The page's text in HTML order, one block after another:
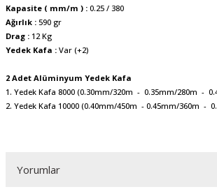
Kapasite ( mm/m ) : 0.25 / 380
Ağırlık : 590 gr
Drag : 12 Kg
Yedek Kafa : Var (+2)
2 Adet Alüminyum Yedek Kafa
1. Yedek Kafa 8000 (0.30mm/320m - 0.35mm/280m -
2. Yedek Kafa 10000 (0.40mm/450m - 0.45mm/360m -
Yorumlar